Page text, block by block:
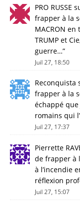
PRO RUSSE
frapper à la
MACRON en
TRUMP et
guerre…”
Juil 27, 18:50
Reconquista
frapper à la
échappé
romains qui
Juil 27, 17:37
Pierrette
de frapper à
à l’incendie
réflexion
Juil 27, 15:07